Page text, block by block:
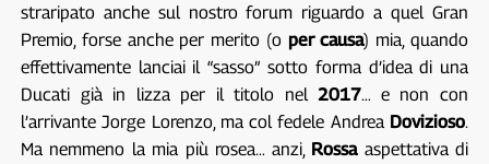
straripato anche sul nostro forum riguardo a quel Gran
Premio, forse anche per merito (o per causa) mia, quando
effettivamente lanciai il “sasso” sotto forma d’idea di una
Ducati già in lizza per il titolo nel 2017… e non con
l’arrivante Jorge Lorenzo, ma col fedele Andrea Dovizioso.
Ma nemmeno la mia più rosea… anzi, Rossaaspettativa di